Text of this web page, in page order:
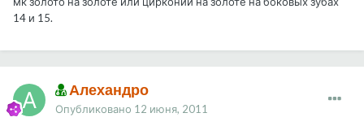
14 и 15.
Алехандро
Опубликовано 12 июня, 2011